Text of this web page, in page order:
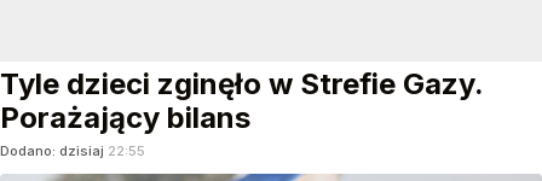
Tyle dzieci zginęło w Strefie Gazy.
Porażający bilans
Dodano: dzisiaj 22:55